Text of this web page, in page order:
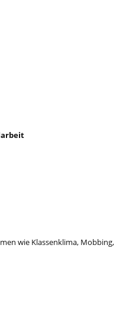
wie Klassenklima, Mobbing,